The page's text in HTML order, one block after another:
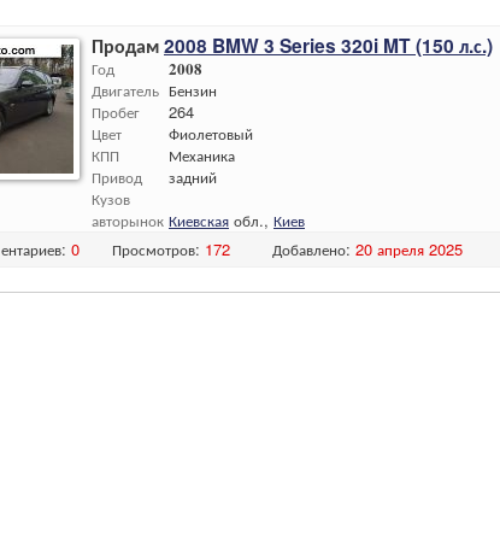
Продам2008 BMW 3 Series 320i MT (150 л.с.)
Год
Двигатель
Пробег
Цвет
КПП
Привод
Кузов
авторынок
2008
Бензин
264
Фиолетовый
Механика
задний
Киевская обл., Киев
0 Просмотров: 172 Добавлено: 20 апреля 2025